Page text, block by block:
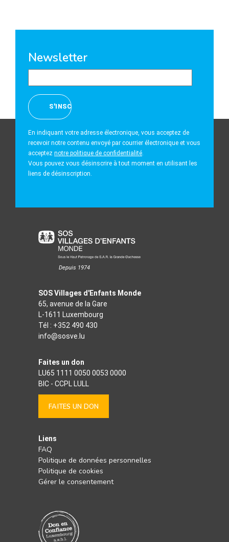
Newsletter
En indiquant votre adresse électronique, vous acceptez de
recevoir notre contenu envoyé par courrier électronique et vous
acceptez notre politique de confidentialité.
Vous pouvez vous désinscrire à tout moment en utilisant les
liens de désinscription.
Depuis 1974
SOS Villages d'Enfants Monde
65, avenue de la Gare
L-1611 Luxembourg
Tél : +352 490 430
info@sosve.lu
Faites un don
LU65 1111 0050 0053 0000
BIC - CCPL LULL
FAITES UN DON
Liens
FAQ
Politique de données personnelles
Politique de cookies
Gérer le consentement